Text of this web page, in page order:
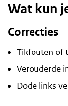
Wat kun
Correcties
Tikfouten of
Verouderde
Dode links